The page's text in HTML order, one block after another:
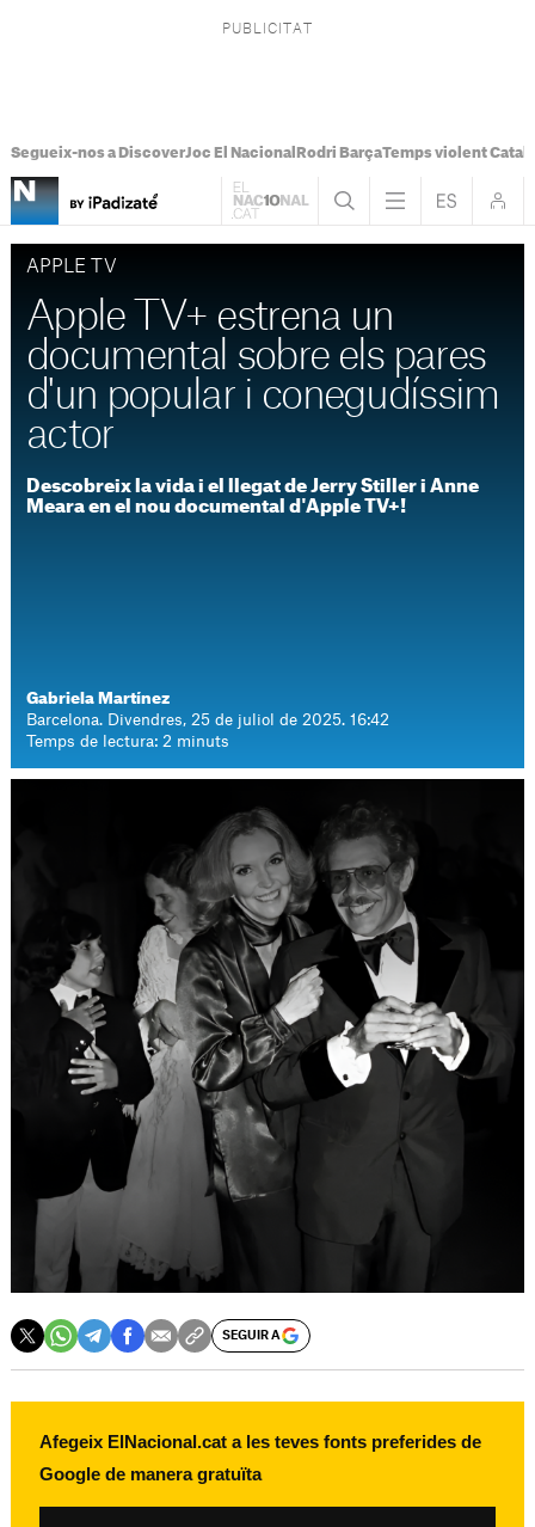
Segueix-nos a DiscoverJoc El Nacional Rodri BarçaTemps violent
APPLE TV
Apple TV+ estrena un
documental sobre els pares
d'un popular i conegudíssim
actor
Descobreix la vida i el llegat de Jerry Stiller i Anne
Meara en el nou documental d'Apple TV+!
Gabriela Martínez
Barcelona. Divendres, 25 de juliol de 2025. 16:42
Temps de lectura: 2 minuts
SEGUIR A
Afegeix ElNacional.cat a les teves fonts preferides de
Google de manera gratuïta